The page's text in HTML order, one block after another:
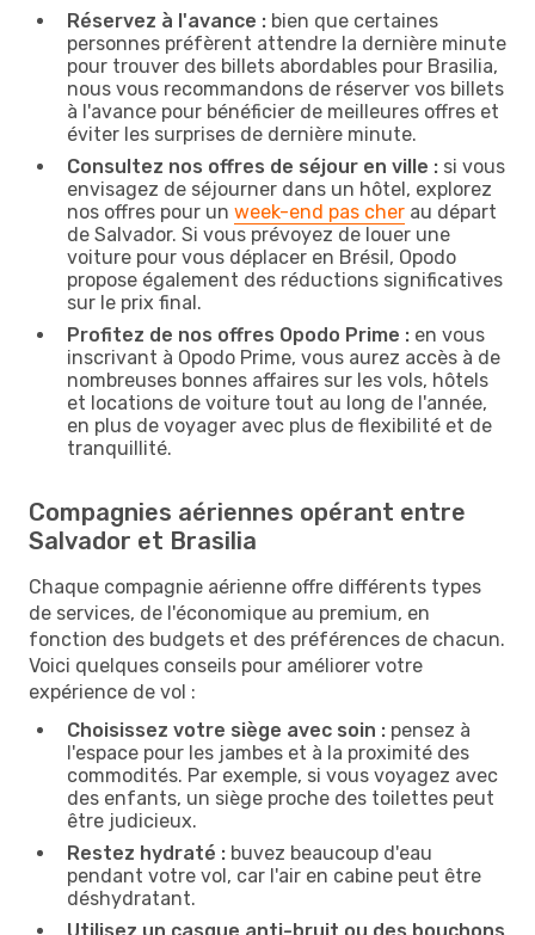
Réservez à l'avance : bien que certaines
personnes préfèrent attendre la dernière minute
pour trouver des billets abordables pour Brasilia,
nous vous recommandons de réserver vos billets
à l'avance pour bénéficier de meilleures offres et
éviter les surprises de dernière minute.
Consultez nos offres de séjour en ville : si vous
envisagez de séjourner dans un hôtel, explorez
nos offres pour un week-end pas cher au départ
de Salvador. Si vous prévoyez de louer une
voiture pour vous déplacer en Brésil, Opodo
propose également des réductions significatives
sur le prix final.
Profitez de nos offres Opodo Prime : en vous
inscrivant à Opodo Prime, vous aurez accès à de
nombreuses bonnes affaires sur les vols, hôtels
et locations de voiture tout au long de l'année,
en plus de voyager avec plus de flexibilité et de
tranquillité.
Compagnies aériennes opérant entre
Salvador et Brasilia
Chaque compagnie aérienne offre différents types
de services, de l'économique au premium, en
fonction des budgets et des préférences de chacun.
Voici quelques conseils pour améliorer votre
expérience de vol :
Choisissez votre siège avec soin : pensez à
l'espace pour les jambes et à la proximité des
commodités. Par exemple, si vous voyagez avec
des enfants, un siège proche des toilettes peut
être judicieux.
Restez hydraté : buvez beaucoup d'eau
pendant votre vol, car l'air en cabine peut être
déshydratant.